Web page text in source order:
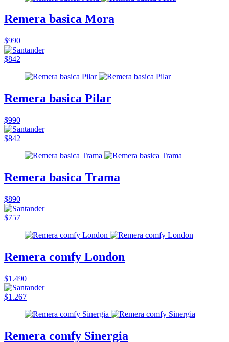
Remera basica Mora
$990
$842
Remera basica Pilar
$990
$842
Remera basica Trama
$890
$757
Remera comfy London
$1.490
$1.267
Remera comfy Sinergia